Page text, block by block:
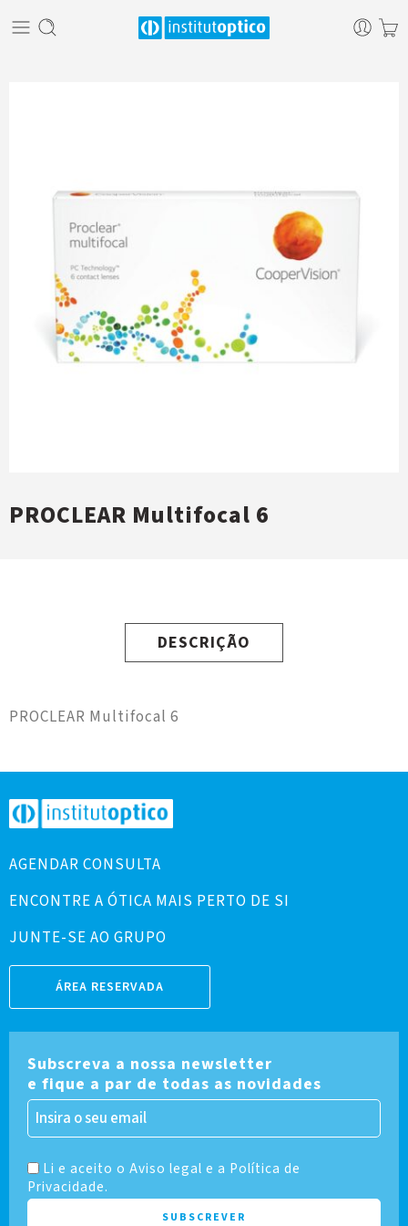
PROCLEAR Multifocal 6
DESCRIÇÃO
PROCLEAR Multifocal 6
AGENDAR CONSULTA
ENCONTRE A ÓTICA MAIS PERTO DE SI
JUNTE-SE AO GRUPO
ÁREA RESERVADA
Subscreva a nossa newsletter
e fique a par de todas as novidades
Li e aceito o Aviso legal e a Política de
Privacidade.